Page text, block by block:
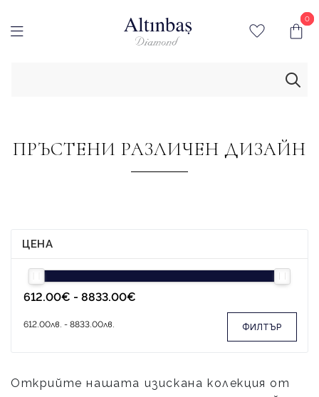
0
0
ПРЪСТЕНИ РАЗЛИЧЕН ДИЗАЙН
ЦЕНА
ФИЛТЪР
Открийте нашата изискана колекция от